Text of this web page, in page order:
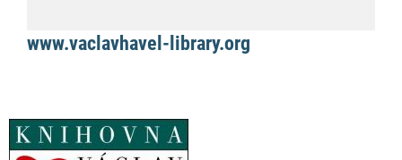
www.vaclavhavel-library.org